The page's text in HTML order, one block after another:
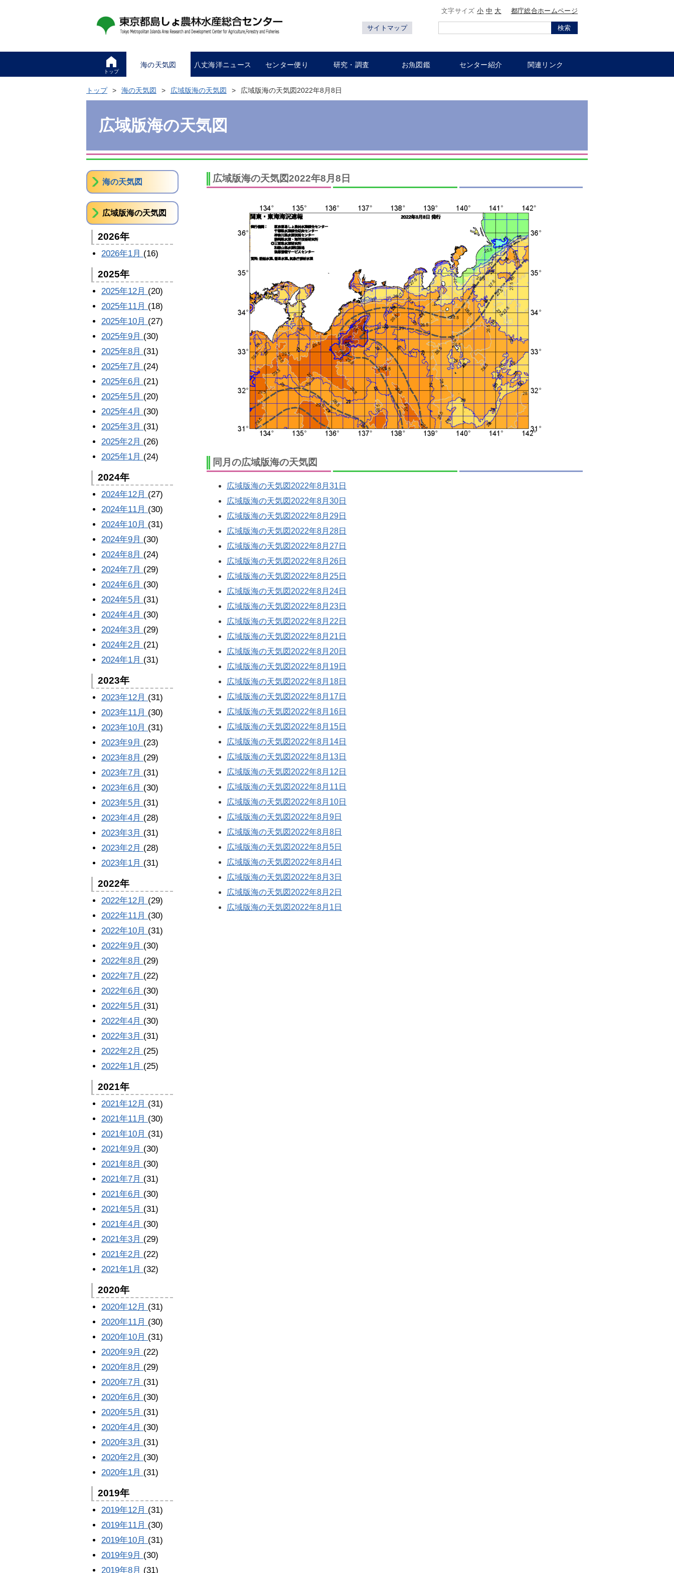
文字サイズ小 中 大 都庁総合ホームページ
サイトマップ 検索
トップ
海の天気図 八丈海洋ニュース センター便り 研究・調査 お魚図鑑 センター紹介 関連リンク
トップ 海の天気図 広域版海の天気図 広域版海の天気図2022年8月8日
広域版海の天気図
広域版海の天気図2022年8月8日
同月の広域版海の天気図
広域版海の天気図2022年8月31日
広域版海の天気図2022年8月30日
広域版海の天気図2022年8月29日
広域版海の天気図2022年8月28日
広域版海の天気図2022年8月27日
広域版海の天気図2022年8月26日
広域版海の天気図2022年8月25日
広域版海の天気図2022年8月24日
広域版海の天気図2022年8月23日
広域版海の天気図2022年8月22日
広域版海の天気図2022年8月21日
広域版海の天気図2022年8月20日
広域版海の天気図2022年8月19日
広域版海の天気図2022年8月18日
広域版海の天気図2022年8月17日
広域版海の天気図2022年8月16日
広域版海の天気図2022年8月15日
広域版海の天気図2022年8月14日
広域版海の天気図2022年8月13日
広域版海の天気図2022年8月12日
広域版海の天気図2022年8月11日
広域版海の天気図2022年8月10日
広域版海の天気図2022年8月9日
広域版海の天気図2022年8月8日
広域版海の天気図2022年8月5日
広域版海の天気図2022年8月4日
広域版海の天気図2022年8月3日
広域版海の天気図2022年8月2日
広域版海の天気図2022年8月1日
海の天気図
広域版海の天気図
2026年
2026年1月 (16)
2025年
2025年12月 (20)
2025年11月 (18)
2025年10月 (27)
2025年9月 (30)
2025年8月 (31)
2025年7月 (24)
2025年6月 (21)
2025年5月 (20)
2025年4月 (30)
2025年3月 (31)
2025年2月 (26)
2025年1月 (24)
2024年
2024年12月 (27)
2024年11月 (30)
2024年10月 (31)
2024年9月 (30)
2024年8月 (24)
2024年7月 (29)
2024年6月 (30)
2024年5月 (31)
2024年4月 (30)
2024年3月 (29)
2024年2月 (21)
2024年1月 (31)
2023年
2023年12月 (31)
2023年11月 (30)
2023年10月 (31)
2023年9月 (23)
2023年8月 (29)
2023年7月 (31)
2023年6月 (30)
2023年5月 (31)
2023年4月 (28)
2023年3月 (31)
2023年2月 (28)
2023年1月 (31)
2022年
2022年12月 (29)
2022年11月 (30)
2022年10月 (31)
2022年9月 (30)
2022年8月 (29)
2022年7月 (22)
2022年6月 (30)
2022年5月 (31)
2022年4月 (30)
2022年3月 (31)
2022年2月 (25)
2022年1月 (25)
2021年
2021年12月 (31)
2021年11月 (30)
2021年10月 (31)
2021年9月 (30)
2021年8月 (30)
2021年7月 (31)
2021年6月 (30)
2021年5月 (31)
2021年4月 (30)
2021年3月 (29)
2021年2月 (22)
2021年1月 (32)
2020年
2020年12月 (31)
2020年11月 (30)
2020年10月 (31)
2020年9月 (22)
2020年8月 (29)
2020年7月 (31)
2020年6月 (30)
2020年5月 (31)
2020年4月 (30)
2020年3月 (31)
2020年2月 (30)
2020年1月 (31)
2019年
2019年12月 (31)
2019年11月 (30)
2019年10月 (31)
2019年9月 (30)
2019年8月 (31)